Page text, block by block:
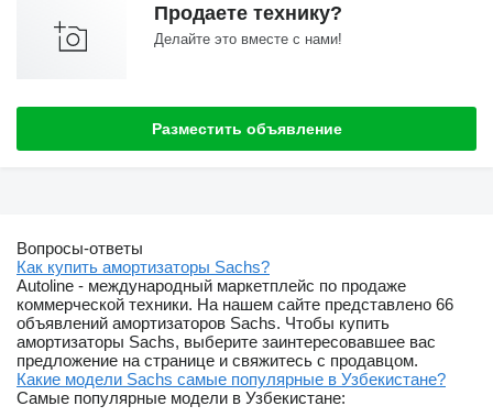
Продаете технику?
Делайте это вместе с нами!
Разместить объявление
Вопросы-ответы
Как купить амортизаторы Sachs?
Autoline - международный маркетплейс по продаже
коммерческой техники. На нашем сайте представлено 66
объявлений амортизаторов Sachs. Чтобы купить
амортизаторы Sachs, выберите заинтересовавшее вас
предложение на странице и свяжитесь с продавцом.
Какие модели Sachs самые популярные в Узбекистане?
Самые популярные модели в Узбекистане: